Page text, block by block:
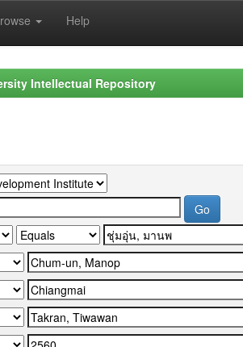
Help
Intellectual Repository